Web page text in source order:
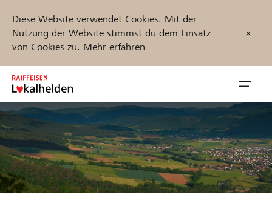
Diese Website verwendet Cookies. Mit der
Nutzung der Website stimmst du dem Einsatz
von Cookies zu. Mehr erfahren
Zum
Inhalt
springen
öffnen
Projekte und Organisationen finden
Jetzt starten